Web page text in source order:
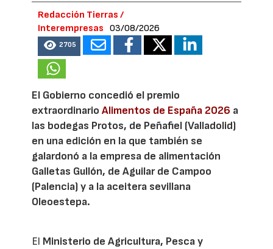
Redacción Tierras /
Interempresas
03/08/2026
2705
El Gobierno concedió el premio
extraordinarioAlimentos de España 2026 a
las bodegas Protos, de Peñafiel (Valladolid)
en una edición en la que también se
galardonó a la empresa de alimentación
Galletas Gullón, de Aguilar de Campoo
(Palencia) y a la aceitera sevillana
Oleoestepa.
El Ministerio de Agricultura, Pesca y